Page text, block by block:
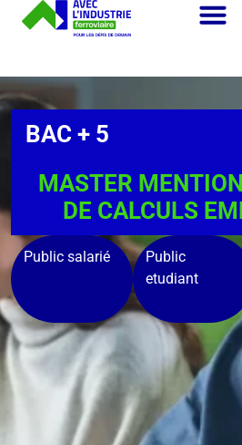
BAC + 5
MASTER
DE CALCULS
Public salarié
Public
etudiant